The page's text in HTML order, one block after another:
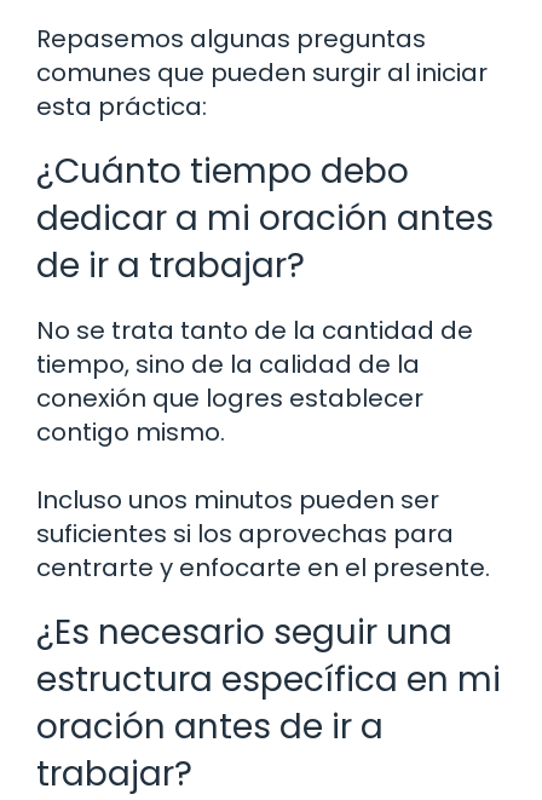
Repasemos algunas preguntas
comunes que pueden surgir al iniciar
esta práctica:
¿Cuánto tiempo debo
dedicar a mi oración antes
de ir a trabajar?
No se trata tanto de la cantidad de
tiempo, sino de la calidad de la
conexión que logres establecer
contigo mismo.
Incluso unos minutos pueden ser
suficientes si los aprovechas para
centrarte y enfocarte en el presente.
¿Es necesario seguir una
estructura específica en mi
oración antes de ir a
trabajar?